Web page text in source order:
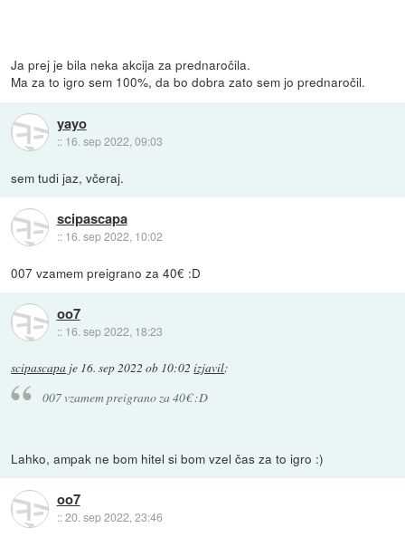
Ja prej je bila neka akcija za prednaročila.
Ma za to igro sem 100%, da bo dobra zato sem jo prednaročil.
yayo
:: 16. sep 2022, 09:03
sem tudi jaz, včeraj.
scipascapa
:: 16. sep 2022, 10:02
007 vzamem preigrano za 40€ :D
oo7
:: 16. sep 2022, 18:23
scipascapa je 16. sep 2022 ob 10:02 izjavil:
007 vzamem preigrano za 40€ :D
Lahko, ampak ne bom hitel si bom vzel čas za to igro :)
oo7
::20. sep 2022, 23:46